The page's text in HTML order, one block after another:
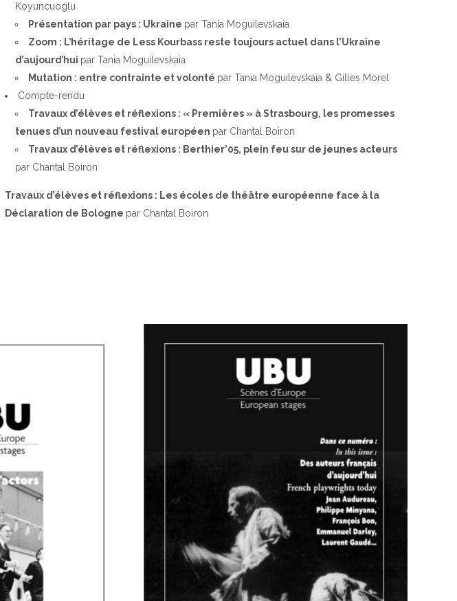
Koyuncuoglu
Présentation par pays : Ukraine par Tania Moguilevskaia
Zoom : L’héritage de Less Kourbass reste toujours actuel dans l’Ukraine
d’aujourd’hui par Tania Moguilevskaia
Mutation : entre contrainte et volonté par Tania Moguilevskaia & Gilles Morel
Compte-rendu
Travaux d’élèves et réflexions : « Premières » à Strasbourg, les promesses
tenues d’un nouveau festival européen par Chantal Boiron
Travaux d’élèves et réflexions : Berthier’05, plein feu sur de jeunes acteurs
par Chantal Boiron
Travaux d’élèves et réflexions : Les écoles de théâtre européenne face à la
Déclaration de Bologne par Chantal Boiron